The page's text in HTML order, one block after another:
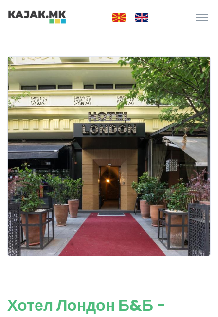
Хотел Лондон Б&Б -